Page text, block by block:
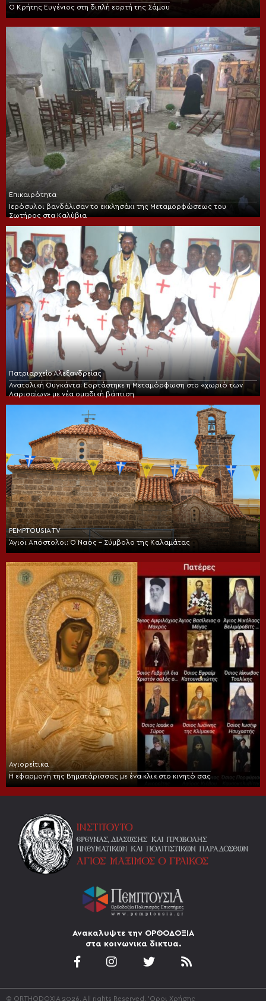
Ο Κρήτης Ευγένιος στη διπλή εορτή της Σάμου
Επικαιρότητα
Ιερόσυλοι βανδάλισαν το εκκλησάκι της Μεταμορφώσεως του
Σωτήρος στα Καλύβια
Πατριαρχείο Αλεξανδρείας
Ανατολική Ουγκάντα: Εορτάστηκε η Μεταμόρφωση στο «χωριό των
Λαρισαίων» με νέα ομαδική βάπτιση
PEMPTOUSIA TV
Άγιοι Απόστολοι: Ο Ναός – Σύμβολο της Καλαμάτας
Αγιορείτικα
Η εφαρμογή της Βηματάρισσας με ένα κλικ στο κινητό σας
Ανακαλυψτε την ΟΡΘΟΔΟΞΙΑ
στα κοινωνικα δικτυα.
© ORTHODOXIA 2026. All rights Reserved. 'Οροι Χρήσης